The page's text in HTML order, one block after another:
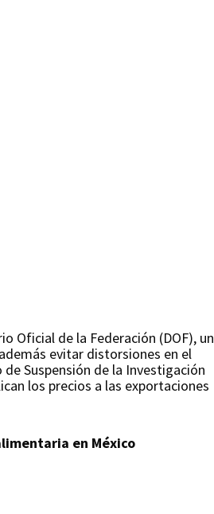
Oficial de la Federación (DOF), un
evitar distorsiones en el
Suspensión de la Investigación
los precios a las exportaciones
en México